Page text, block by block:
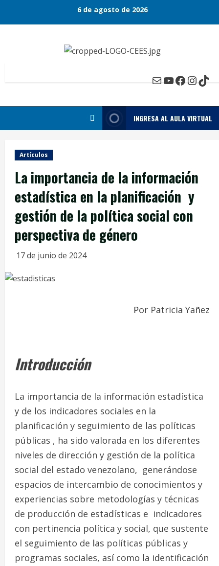
6 de agosto de 2026
MailYouTube
INGRESA AL AULA VIRTUAL
Artículos
La importancia de la información
estadística en la planificación y
gestión de la política social con
perspectiva de género
17 de junio de 2024
Por Patricia Yañez
Introducción
La importancia de la información estadística
y de los indicadores sociales en la
planificación y seguimiento de las políticas
públicas , ha sido valorada en los diferentes
niveles de dirección y gestión de la política
social del estado venezolano, generándose
espacios de intercambio de conocimientos y
experiencias sobre metodologías y técnicas
de producción de estadísticas e indicadores
con pertinencia política y social, que sustente
el seguimiento de las políticas públicas y
programas sociales, así como la identificación